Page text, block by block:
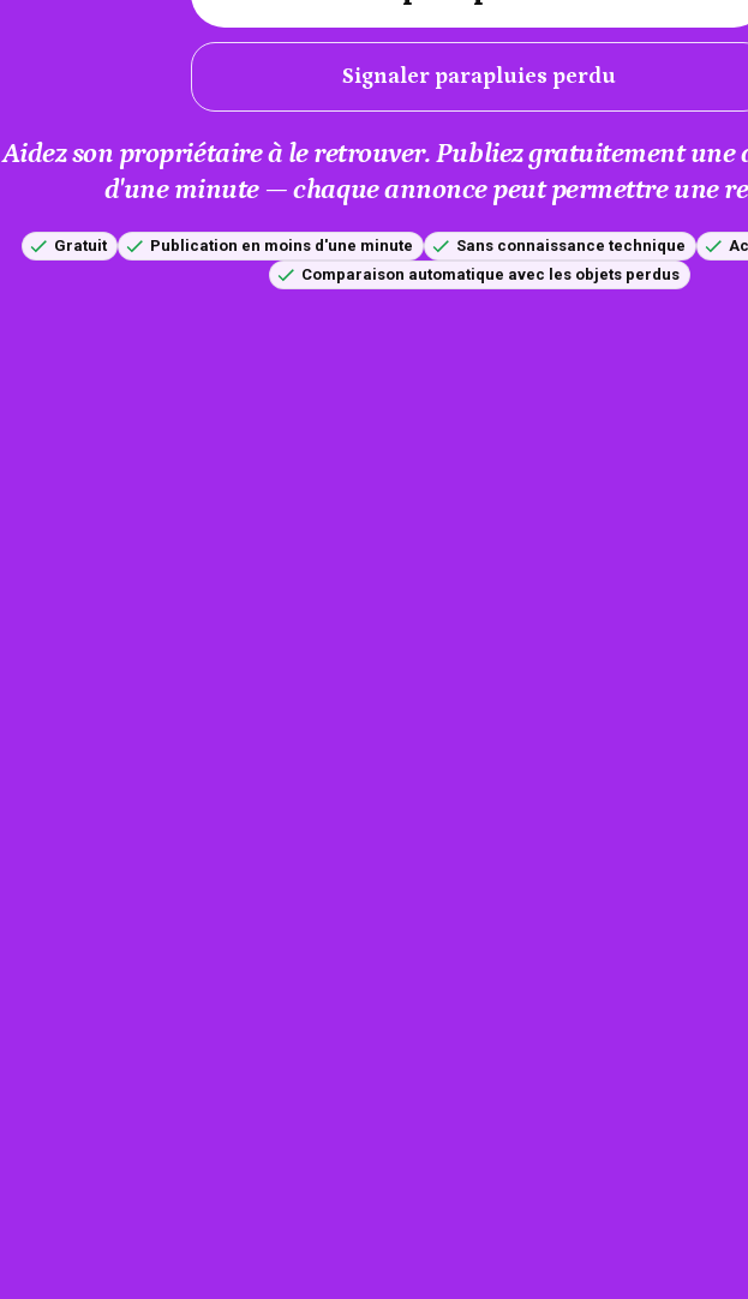
Signaler parapluies perdu
Aidez son propriétaire à le retrouver. Publiez gratuitement une
d'une minute — chaque annonce peut permettre une
Gratuit Publication en moins d'une minute Sans connaissance technique
Comparaison automatique avec les objets perdus